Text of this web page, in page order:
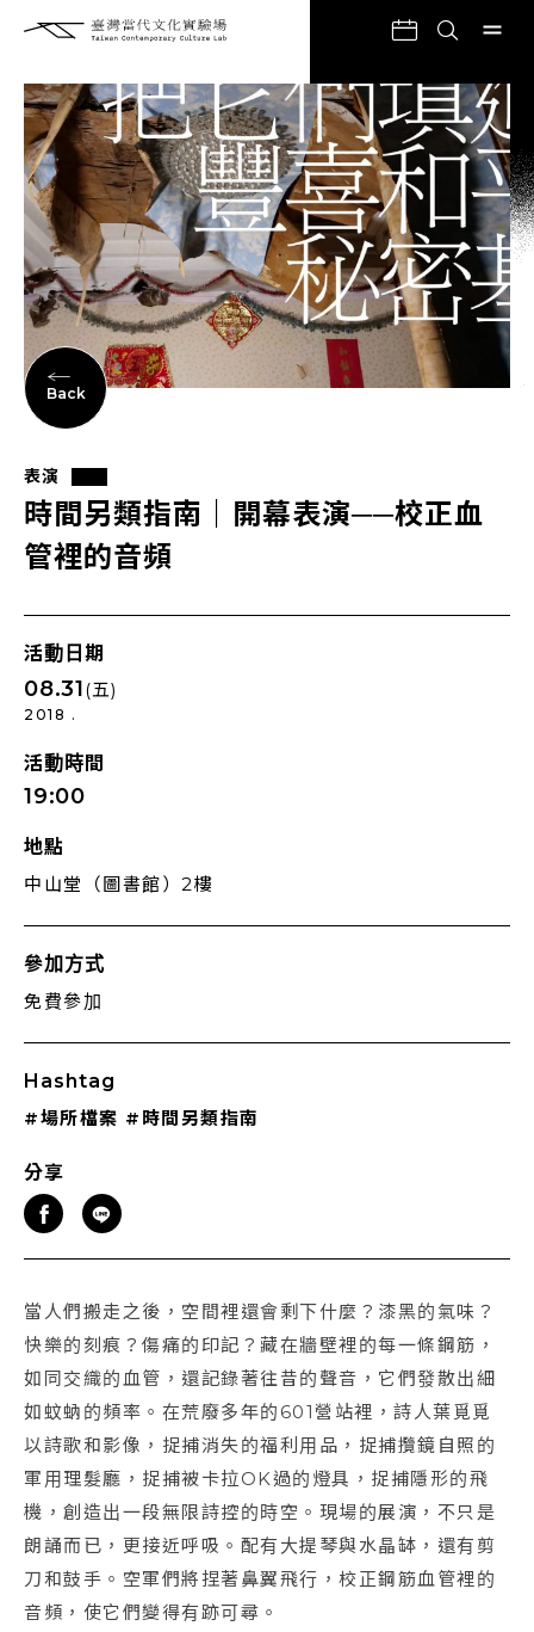
Back
表演
時間另類指南｜開幕表演──校正血
管裡的音頻
活動日期
08.31(五)
2018 .
活動時間
19:00
地點
中山堂（圖書館）2樓
參加方式
免費參加
Hashtag
#場所檔案 #時間另類指南
分享
當人們搬走之後，空間裡還會剩下什麼？漆黑的氣味？
快樂的刻痕？傷痛的印記？藏在牆壁裡的每一條鋼筋，
如同交織的血管，還記錄著往昔的聲音，它們發散出細
如蚊蚋的頻率。在荒廢多年的601營站裡，詩人葉覓覓
以詩歌和影像，捉捕消失的福利用品，捉捕攬鏡自照的
軍用理髮廳，捉捕被卡拉OK過的燈具，捉捕隱形的飛
機，創造出一段無限詩控的時空。現場的展演，不只是
朗誦而已，更接近呼吸。配有大提琴與水晶缽，還有剪
刀和鼓手。空軍們將捏著鼻翼飛行，校正鋼筋血管裡的
音頻，使它們變得有跡可尋。